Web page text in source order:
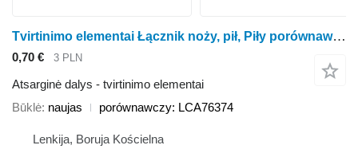
Tvirtinimo elementai Łącznik noży, pił, Piły porównawczy: kukurūzų pjaunamosios Kemper Plus 345, 360, 375, 390, M6008
0,70 € 3 PLN
Atsarginė dalys - tvirtinimo elementai
Būklė naujas porównawczy: LCA76374
Lenkija, Boruja Kościelna